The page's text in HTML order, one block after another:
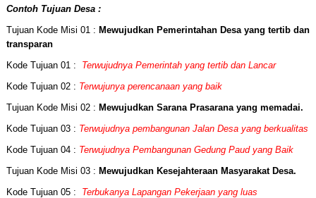
Contoh Tujuan Desa :
Tujuan Kode Misi 01 : Mewujudkan Pemerintahan Desa yang tertib dan
transparan
Kode Tujuan 01 : Terwujudnya Pemerintah yang tertib dan Lancar
Kode Tujuan 02 : Terwujunya perencanaan yang baik
Tujuan Kode Misi 02 : Mewujudkan Sarana Prasarana yang memadai.
Kode Tujuan 03 : Terwujudnya pembangunan Jalan Desa yang berkualitas
Kode Tujuan 04 : Terwujudnya Pembangunan Gedung Paud yang Baik
Tujuan Kode Misi 03 : Mewujudkan Kesejahteraan Masyarakat Desa.
Kode Tujuan 05 : Terbukanya Lapangan Pekerjaan yang luas